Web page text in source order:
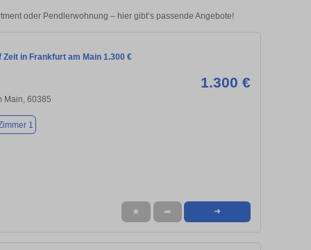
oder Pendlerwohnung – hier gibt’s passende Angebote!
Zeit in Frankfurt am Main 1.300 €
1.300 €
Main, 60385
1
★ ➦ ➜